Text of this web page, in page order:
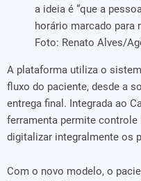
a ideia é “que a
horário marcado para
Foto: Renato Alves/
A plataforma utiliza o
fluxo do paciente, desde a
entrega final. Integrada ao
ferramenta permite
digitalizar integralmente os
Com o novo modelo, o